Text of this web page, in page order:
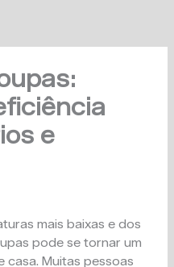
e
mais baixas e dos
pode se tornar um
Muitas pessoas